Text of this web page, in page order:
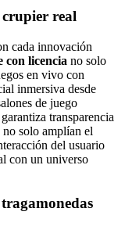
real
cada innovación
con licencia no solo
en vivo con
inmersiva desde
de juego
transparencia
no solo amplían el
del usuario
con un universo